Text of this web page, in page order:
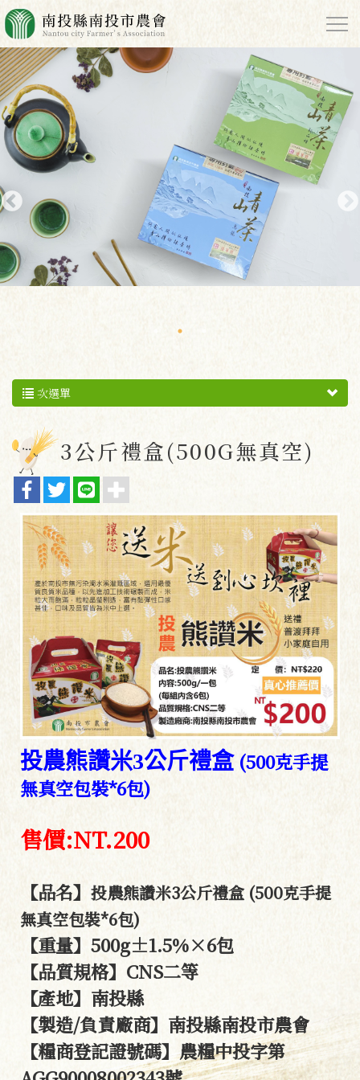
次選單
3公斤禮盒(500G無真空)
投農熊讚米3公斤禮盒 (500克手提
無真空包裝*6包)
售價:NT.200
【品名】 投農熊讚米3公斤禮盒 (500克手提
無真空包裝*6包)
【重量】500g±1.5%×6包
【品質規格】CNS二等
【產地】南投縣
【製造/負責廠商】南投縣南投市農會
【糧商登記證號碼】農糧中投字第